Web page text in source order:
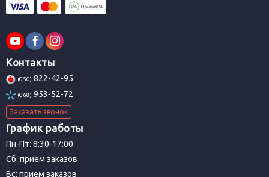
Контакты
(050) 822-42-95
(068) 953-52-72
Заказать звонок
График работы
Пн-Пт: 8:30-17:00
Сб: прием заказов
Вс: прием заказов